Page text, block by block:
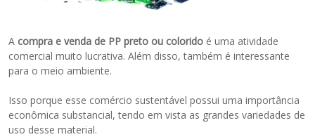
A compra e venda de PP preto ou colorido é uma atividade
comercial muito lucrativa. Além disso, também é interessante
para o meio ambiente.
Isso porque esse comércio sustentável possui uma importância
econômica substancial, tendo em vista as grandes variedades de
uso desse material.